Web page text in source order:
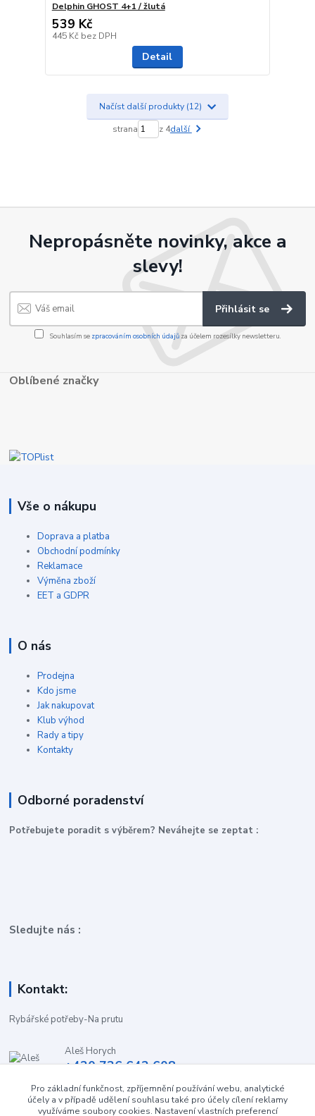
Delphin GHOST 4+1 / žlutá
539 Kč
445 Kč bez DPH
Detail
Načíst další produkty (12)
strana z 4další
Nepropásněte novinky, akce a
slevy!
Přihlásit se
Souhlasím se zpracováním osobních údajůza účelem rozesílky newsletteru.
Oblíbené značky
Vše o nákupu
Doprava a platba
Obchodní podmínky
Reklamace
Výměna zboží
EET a GDPR
O nás
Prodejna
Kdo jsme
Jak nakupovat
Klub výhod
Rady a tipy
Kontakty
Odborné poradenství
Potřebujete poradit s výběrem? Neváhejte se zeptat :
Sledujte nás :
Kontakt:
Rybářské potřeby-Na prutu
Aleš Horych
+420 736 642 608
obchod-naprutu@seznam.cz
Pro základní funkčnost, zpříjemnění používání webu, analytické
účely a v případě udělení souhlasu také pro účely cílení reklamy
využíváme soubory cookies. Nastavení vlastních preferencí